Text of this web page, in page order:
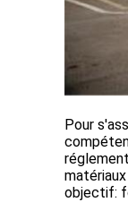
Pour
objectif: